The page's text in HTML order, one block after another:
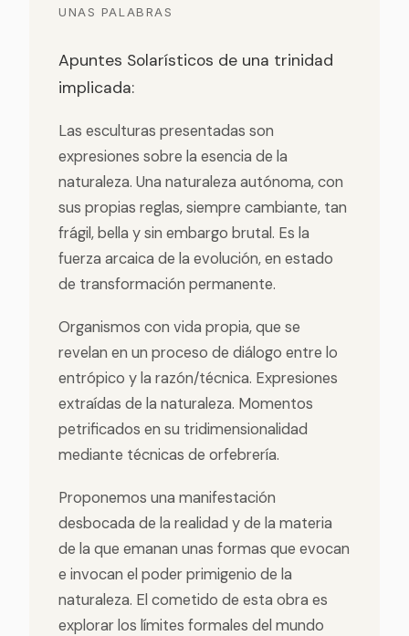
UNAS PALABRAS
Apuntes Solarísticos de una trinidad
implicada:
Las esculturas presentadas son
expresiones sobre la esencia de la
naturaleza. Una naturaleza autónoma, con
sus propias reglas, siempre cambiante, tan
frágil, bella y sin embargo brutal. Es la
fuerza arcaica de la evolución, en estado
de transformación permanente.
Organismos con vida propia, que se
revelan en un proceso de diálogo entre lo
entrópico y la razón/técnica. Expresiones
extraídas de la naturaleza. Momentos
petrificados en su tridimensionalidad
mediante técnicas de orfebrería.
Proponemos una manifestación
desbocada de la realidad y de la materia
de la que emanan unas formas que evocan
e invocan el poder primigenio de la
naturaleza. El cometido de esta obra es
explorar los límites formales del mundo